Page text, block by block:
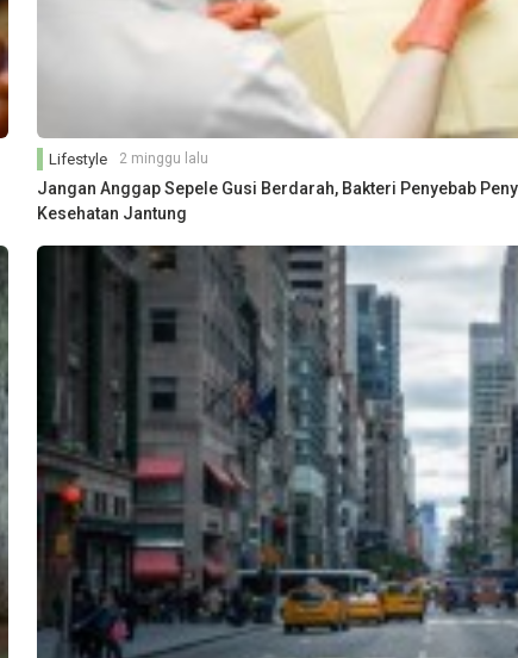
Lifestyle 2 minggu lalu
Jangan Anggap Sepele Gusi Berdarah, Bakteri Penyebab
Kesehatan Jantung